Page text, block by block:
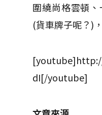
圍繞尚格雲頓
(貨車牌子呢？)
[youtube]http://
dI[/youtube]